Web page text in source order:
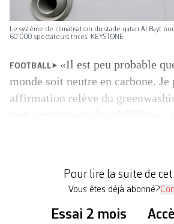
Le système de climatisation du stade qatari Al Bayt
60'000 spectateurs·trices. KEYSTONE
FOOTBALL
«Il est peu probable
monde soit neutre en carbone. Je
affirmation relève du
l’organe de surveillance belge
Pour lire la suite de
Vous êtes déjà abonné?
Essai 2 mois